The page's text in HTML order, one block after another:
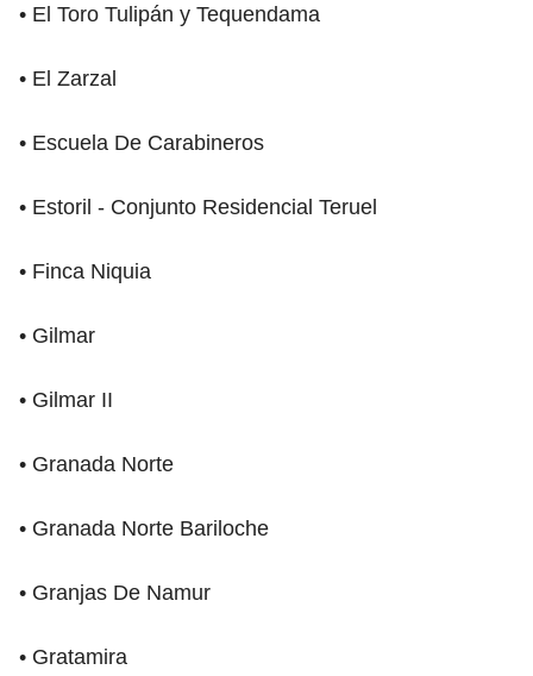
• El Toro Tulipán y Tequendama
• El Zarzal
• Escuela De Carabineros
• Estoril - Conjunto Residencial Teruel
• Finca Niquia
• Gilmar
• Gilmar II
• Granada Norte
• Granada Norte Bariloche
• Granjas De Namur
• Gratamira